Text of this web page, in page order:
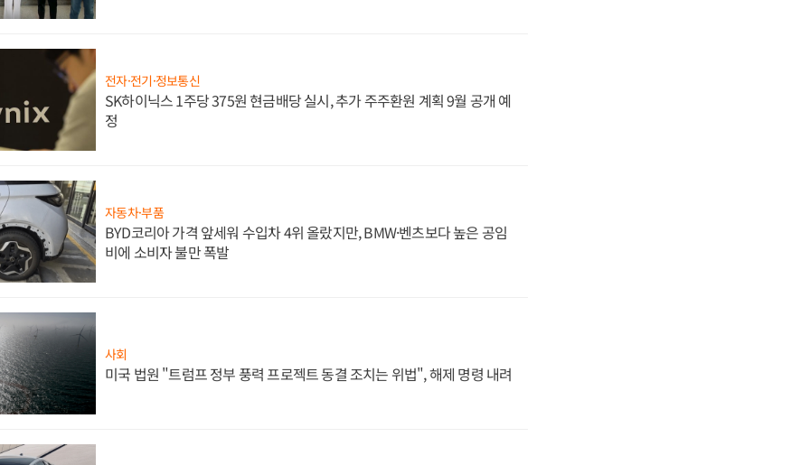
전자·전기·정보통신
SK하이닉스 1주당 375원 현금배당 실시, 추가 주주환원 계획 9월 공개 예
정
자동차·부품
BYD코리아 가격 앞세워 수입차 4위 올랐지만, BMW·벤츠보다 높은 공임
비에 소비자 불만 폭발
사회
미국 법원 "트럼프 정부 풍력 프로젝트 동결 조치는 위법", 해제 명령 내려